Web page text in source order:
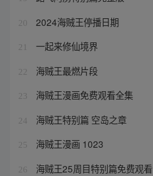
20 2024海贼王停播日期
21 一起来修仙境界
22 海贼王最燃片段
23 海贼王漫画免费观看全集
24 海贼王特别篇 空岛之章
25 海贼王漫画 1023
26 海贼王25周目特别篇免费观看